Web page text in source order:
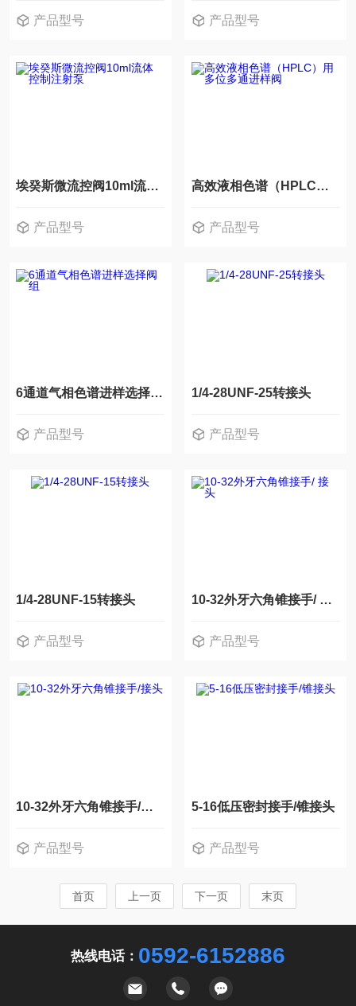
产品型号 产品型号
埃癸斯微流控阀10ml流体控制注射泵
产品型号
高效液相色谱（HPLC）用多位多通进样阀
产品型号
6通道气相色谱进样选择阀组
产品型号
1/4-28UNF-25转接头
产品型号
1/4-28UNF-15转接头
产品型号
10-32外牙六角锥接手/ 接头
产品型号
10-32外牙六角锥接手/接头
产品型号
5-16低压密封接手/锥接头
产品型号
首页 上一页 下一页 末页
热线电话： 0592-6152886